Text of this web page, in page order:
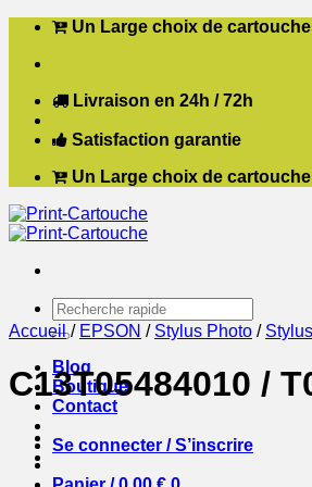
Passer
contenu
Un Large choix de
Livraison en 24h / 72h
Satisfaction garantie
Un Large choix de
Recherche
pour :
Blog
Boutique
Contact
Se connecter / S’inscrire
Accueil / EPSON / Stylus Photo /
C13T05484010 /